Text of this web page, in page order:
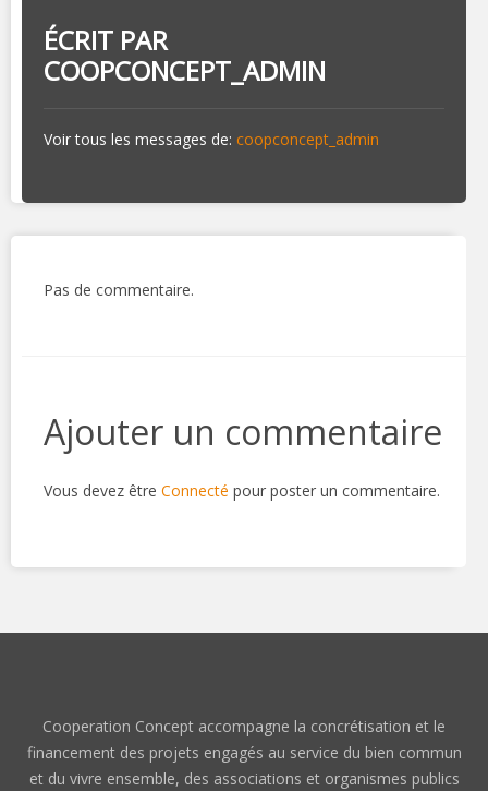
ÉCRIT PAR
COOPCONCEPT_ADMIN
Voir tous les messages de: coopconcept_admin
Pas de commentaire.
Ajouter un commentaire
Vous devez être Connecté pour poster un commentaire.
Cooperation Concept accompagne la concrétisation et le
financement des projets engagés au service du bien commun
et du vivre ensemble, des associations et organismes publics